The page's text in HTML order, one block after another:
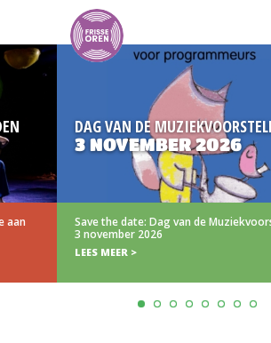
aan
DAG VAN DE
3 NOVEMBER 2026
Save the date: Dag van de
3 november 2026
LEES MEER >